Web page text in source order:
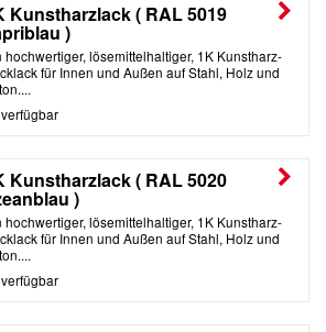
Kunstharzlack ( RAL 5019
)
hochwertiger, lösemittelhaltiger, 1K Kunstharz-
für Innen und Außen auf Stahl, Holz und
verfügbar
Kunstharzlack ( RAL 5020
)
hochwertiger, lösemittelhaltiger, 1K Kunstharz-
für Innen und Außen auf Stahl, Holz und
verfügbar